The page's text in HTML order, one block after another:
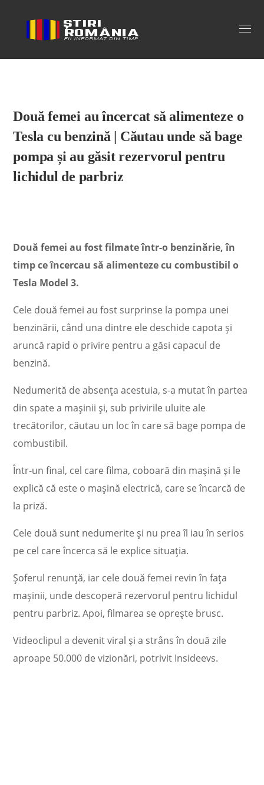
Stiri Romania
Două femei au încercat să alimenteze o
Tesla cu benzină | Căutau unde să bage
pompa și au găsit rezervorul pentru
lichidul de parbriz
Două femei au fost filmate într-o benzinărie, în
timp ce încercau să alimenteze cu combustibil o
Tesla Model 3.
Cele două femei au fost surprinse la pompa unei
benzinării, când una dintre ele deschide capota şi
aruncă rapid o privire pentru a găsi capacul de
benzină.
Nedumerită de absenţa acestuia, s-a mutat în partea
din spate a maşinii și, sub privirile uluite ale
trecătorilor, căutau un loc în care să bage pompa de
combustibil.
Într-un final, cel care filma, coboară din maşină și le
explică că este o mașină electrică, care se încarcă de
la priză.
Cele două sunt nedumerite și nu prea îl iau în serios
pe cel care încerca să le explice situația.
Șoferul renunță, iar cele două femei revin în fața
mașinii, unde descoperă rezervorul pentru lichidul
pentru parbriz. Apoi, filmarea se oprește brusc.
Videoclipul a devenit viral și a strâns în două zile
aproape 50.000 de vizionări, potrivit Insideevs.